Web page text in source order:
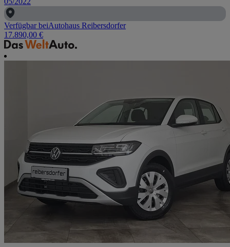
Verfügbar beiAutohaus Reibersdorfer
17.890,00 €